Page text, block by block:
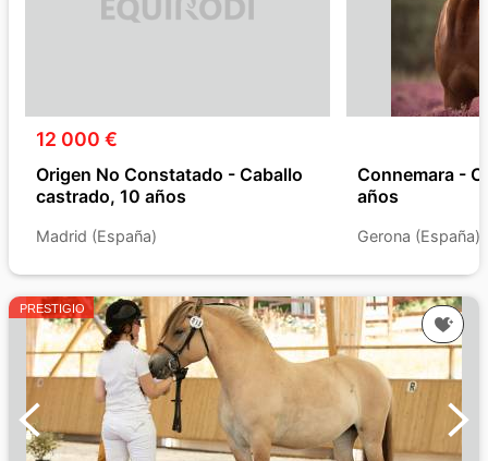
12 000 €
Origen No Constatado - Caballo
castrado, 10 años
Madrid (España)
Connemara -
años
Gerona (España)
PRESTIGIO